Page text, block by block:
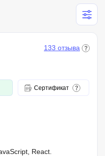
133 отзыва
Сертификат
React.